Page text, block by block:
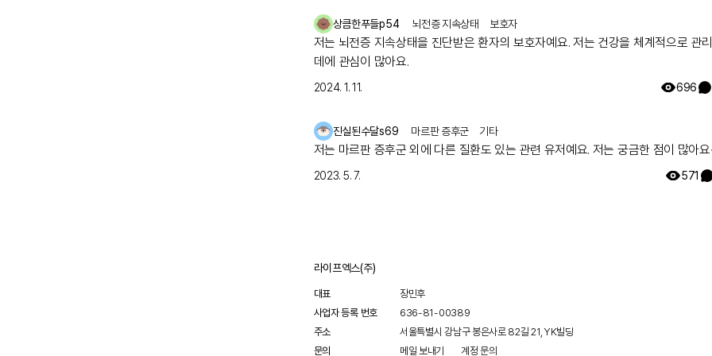
점은 아직 완전히 확립되지 않았으며, 대부분의 환자는 증상의 일시적 또는 전혀
보이지 않습니다. 코르티코스테로이드의 효과는 강직인간 증후군에서 논란의 여
있습니다. B세포의 CD20 항원에 대한 단클론 항체인 리툭시맙은 비무작위 시
장기적인 이점을 제공했습니다. 미코페놀레이트 모페틸, 아자티오프린, 사이클로
은 다양한 효과가 보고되었습니다.
강직인간 증후군의 감별 진단은 광범위하며, 뇌, 척수 및 근육의 장애를 포함합니
수병증: 압박성, 염증성, 감염성, 허혈성 근병증 및 근이영양증 특발성 파킨슨병 및
슨 플러스 증후군 자가면역 뇌염 원발성 측삭 경화증 진행성 다발성 경화증 전신성
국소성 근긴장이상 신경근육증 아이작 증후군 강직성 척추염 유전성 경직성 하
비 유전성 과다반사증 백질이영양증 신경이완제 악성 증후군, 세로토닌 증후군
병증을 피하기 위해 적시에 치료를 시작하는 것이 중요합니다. 대부분의 환자는 약
개선되지만, 신체적 및 정서적 스트레스 요인에 의해 유발되는 변동이 여전히 발생
다. 여러 치료 옵션이 있음에도 불구하고, 일부 강직인간 증후군 환자는 시간이 지
따라 질병이 진행되어 영구적인 정형외과적 이상, 보행 불능 및 장애로 이어집니
장기 연구에서, 4년 추적 관찰 후 환자의 19%만이 일을 할 수 있었습니다. 환자들
체적 및 사회적 제한으로 인해 삶의 질이 현저히 감소했다고 보고합니다.
강직인간 증후군의 합병증
상큼한푸들p54 뇌전증 지속상태 보호자
저는 뇌전증 지속상태을 진단받은 환자의 보호자예요. 저는 건강을 체계적으로 관
데에 관심이 많아요.
2024. 1. 11. 696
진실된수달s69 마르판 증후군 기타
저는 마르판 증후군 외에 다른 질환도 있는 관련 유저예요. 저는 궁금한 점이 많아
2023. 5. 7. 571
라이프엑스(주)
대표
장민후
사업자 등록 번호
636-81-00389
주소
서울특별시 강남구 봉은사로 82길 21, YK빌딩
문의
메일 보내기 계정 문의